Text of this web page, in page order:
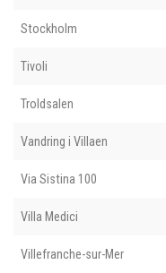
Stockholm
Tivoli
Troldsalen
Vandring i Villaen
Via Sistina 100
Villa Medici
Villefranche-sur-Mer